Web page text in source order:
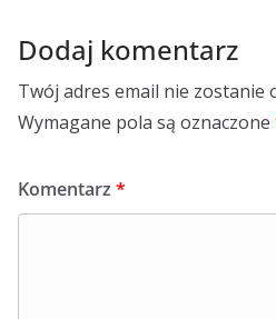
Dodaj komentarz
Twój adres email nie zostanie
Wymagane pola są oznaczone
Komentarz *